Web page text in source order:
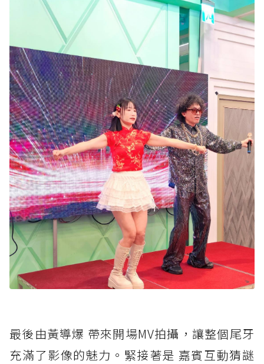
最後由黃導爆 帶來開場MV拍攝，讓整個尾牙
充滿了影像的魅力。緊接著是 嘉賓互動猜謎